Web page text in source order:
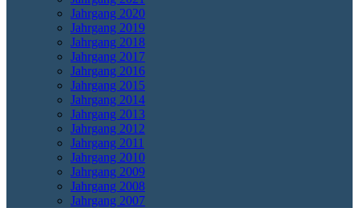
Jahrgang 2020
Jahrgang 2019
Jahrgang 2018
Jahrgang 2017
Jahrgang 2016
Jahrgang 2015
Jahrgang 2014
Jahrgang 2013
Jahrgang 2012
Jahrgang 2011
Jahrgang 2010
Jahrgang 2009
Jahrgang 2008
Jahrgang 2007